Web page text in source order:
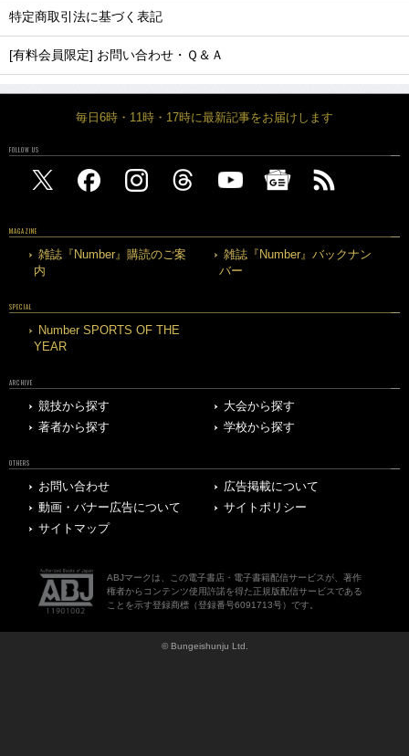
特定商取引法に基づく表記
[有料会員限定] お問い合わせ・Ｑ＆Ａ
毎日6時・11時・17時に最新記事をお届けします
FOLLOW US
MAGAZINE
雑誌『Number』購読のご案
内
雑誌『Number』バックナン
バー
SPECIAL
Number SPORTS OF THE
YEAR
ARCHIVE
競技から探す
大会から探す
著者から探す
学校から探す
OTHERS
お問い合わせ
広告掲載について
動画・バナー広告について
サイトポリシー
サイトマップ
ABJマークは、この電子書店・電子書籍配信サービスが、著作
権者からコンテンツ使用許諾を得た正規版配信サービスである
ことを示す登録商標（登録番号6091713号）です。
© Bungeishunju Ltd.